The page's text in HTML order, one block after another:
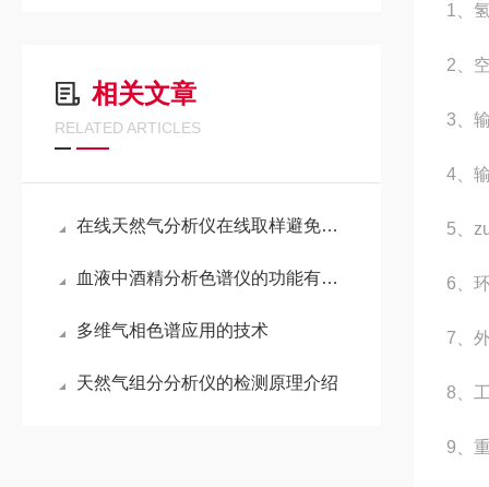
相关文章
RELATED ARTICLES
在线天然气分析仪在线取样避免气液共存
血液中酒精分析色谱仪的功能有哪些
多维气相色谱应用的技术
天然气组分分析仪的检测原理介绍
1、
2
3
4、
5、
6、
7、
8、
9、